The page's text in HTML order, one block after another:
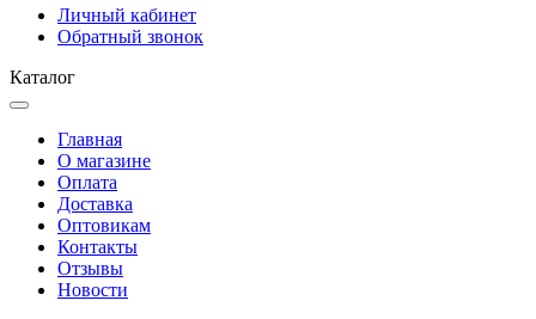
Личный кабинет
Обратный звонок
Каталог
Главная
О магазине
Оплата
Доставка
Оптовикам
Контакты
Отзывы
Новости